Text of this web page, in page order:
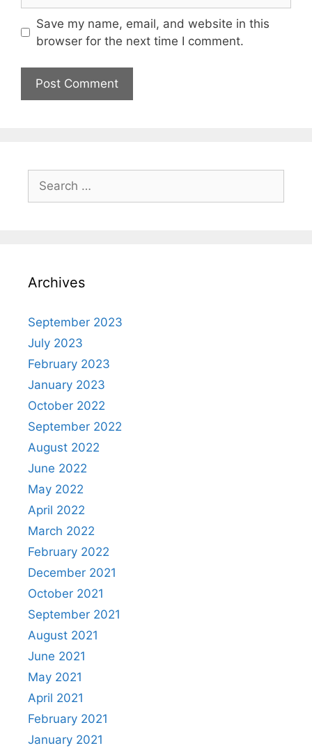
Save my name, email, and website in this
browser for the next time I comment.
Archives
September 2023
July 2023
February 2023
January 2023
October 2022
September 2022
August 2022
June 2022
May 2022
April 2022
March 2022
February 2022
December 2021
October 2021
September 2021
August 2021
June 2021
May 2021
April 2021
February 2021
January 2021